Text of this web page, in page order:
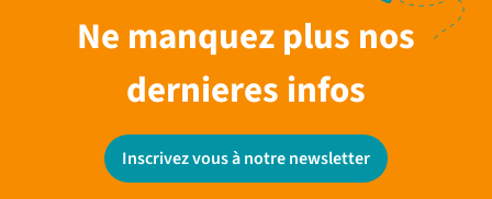
Ne manquez plus nos
dernieres infos
Inscrivez vous à notre newsletter